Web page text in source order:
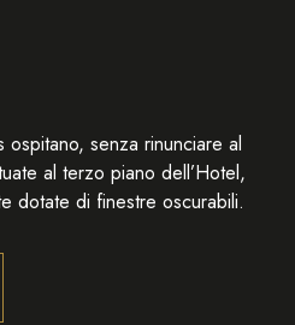
ospitano, senza rinunciare al
al terzo piano dell’Hotel,
dotate di finestre oscurabili.